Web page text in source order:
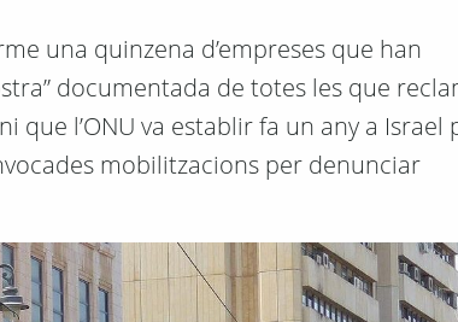
una quinzena d’empreses que han
documentada de totes les que
l’ONU va establir fa un any a Israel
mobilitzacions per denunciar